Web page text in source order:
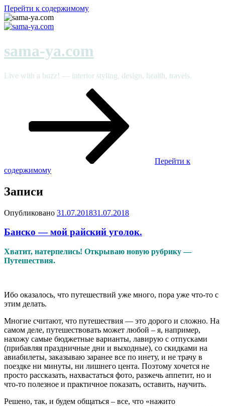
Перейти к содержимому
sama-ya.com
Live with a buzz! — interior styling, design, health, travels.
Перейти к
содержимому
Записи
Опубликовано 31.07.201831.07.2018
Банско — мой райский уголок.
Хватит, натерпелись! Открываю новую рубрику —
Путешествия.
Ибо оказалось, что путешествий уже много, пора уже что-то с
этим делать.
Многие считают, что путешествия — это дорого и сложно. На
самом деле, путешествовать может любой – я, например,
нахожу самые бюджетные варианты, лавирую с отпусками
(прибавляя праздничные дни и выходные), со скидками на
авиабилеты, заказываю заранее все по инету, и не трачу в
поездке ни минуты, ни лишнего цента. Поэтому хочется не
просто рассказать, нахвастаться фото, разжечь аппетит, но и
что-то полезное и практичное показать, оставить, научить.
Решено, так, и будем общаться – все, что «нажито